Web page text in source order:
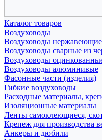
Каталог товаров
Воздуховоды
Воздуховоды нержавеющие
Воздуховоды сварные из
Воздуховоды
Воздуховоды алюминивые
Фасонные части (изделия)
Гибкие воздуховоды
Расходные материалы,
Изоляционные материалы
Ленты самоклеющиеся,
Крепеж для производства
Анкеры и дюбили